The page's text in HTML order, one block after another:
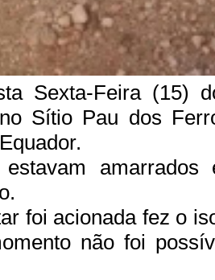
Sexta-Feira (15)
Sítio Pau dos
foi acionada fez o
não foi